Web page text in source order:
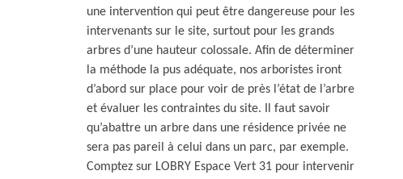
une intervention qui peut être dangereuse pour les
intervenants sur le site, surtout pour les grands
arbres d’une hauteur colossale. Afin de déterminer
la méthode la pus adéquate, nos arboristes iront
d’abord sur place pour voir de près l’état de l’arbre
et évaluer les contraintes du site. Il faut savoir
qu’abattre un arbre dans une résidence privée ne
sera pas pareil à celui dans un parc, par exemple.
Comptez sur LOBRY Espace Vert 31 pour intervenir